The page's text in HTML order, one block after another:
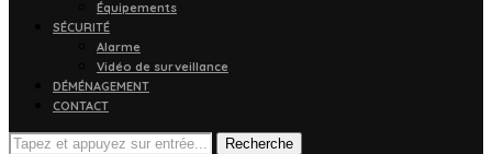
Équipements
SÉCURITÉ
Alarme
Vidéo de surveillance
DÉMÉNAGEMENT
CONTACT
Recherche